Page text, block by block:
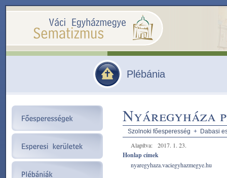
Plébánia
Nyáregyháza
Szolnoki főesperesség + Dabasi
Alapítva: 2017. 1. 23.
Honlap címek
nyaregyhaza.vaciegyhazmegye.hu